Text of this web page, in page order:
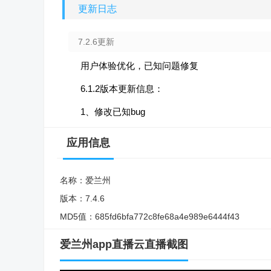
更新日志
7.2.6更新
用户体验优化，已知问题修复
6.1.2版本更新信息：
1、修改已知bug
应用信息
名称： 爱兰州
版本： 7.4.6
MD5值： 685fd6bfa772c8fe68a4e989e6444f43
爱兰州app直播云直播截图